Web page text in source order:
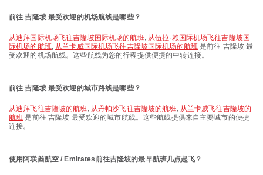
前往 吉隆坡 最受欢迎的机场航线是哪些？
从迪拜国际机场飞往吉隆坡国际机场的航班, 从伍拉·赖国际机场飞往吉隆坡国
际机场的航班, 从兰卡威国际机场飞往吉隆坡国际机场的航班是前往 吉隆坡 最
受欢迎的机场航线。这些航线为您的行程提供便捷的中转连接。
前往 吉隆坡 最受欢迎的城市路线是哪些？
从迪拜飞往吉隆坡的航班, 从丹帕沙飞往吉隆坡的航班, 从兰卡威飞往吉隆坡的
航班 是前往 吉隆坡 最受欢迎的城市航线。这些航线提供来自主要城市的便捷
连接。
使用阿联酋航空 / Emirates前往吉隆坡的最早航班几点起飞？